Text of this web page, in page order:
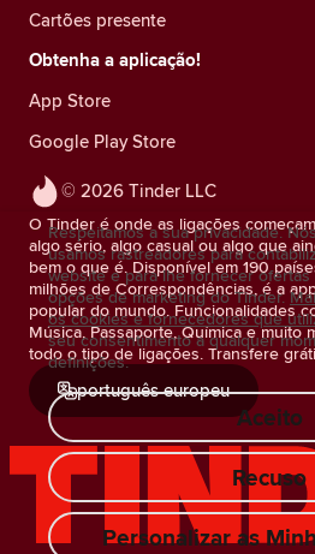
© 2026 Tinder LLC
O Tinder é onde as ligações
algo sério, algo casual ou algo que
bem o que é. Disponível em 190
milhões de Correspondências, é a
popular do mundo. Funcionalidades
Música, Passaporte, Química e muito
todo o tipo de ligações. Transfere
português europeu
Cartões presente
Obtenha a aplicação!
App Store
Google Play Store
Respeitamos a sua privacidade.
usamos rastreadores para
website e para lhe fornecer
opções de marketing do Tinder.
os cookies e fornecedores que
seu consentimento a qualquer
definições.
Aceito
Recuso
Personalizar as